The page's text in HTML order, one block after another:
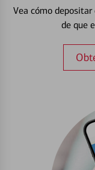
Vea cómo
de que